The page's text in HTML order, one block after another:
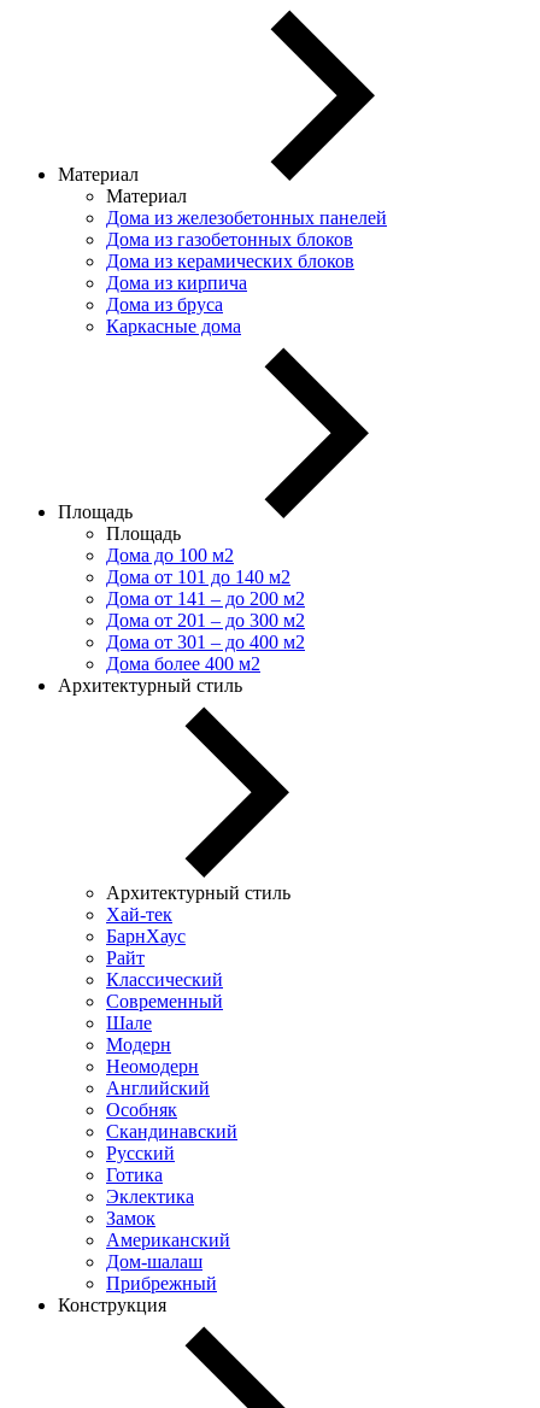
Материал
Материал
Дома из железобетонных панелей
Дома из газобетонных блоков
Дома из керамических блоков
Дома из кирпича
Дома из бруса
Каркасные дома
Площадь
Площадь
Дома до 100 м2
Дома от 101 до 140 м2
Дома от 141 – до 200 м2
Дома от 201 – до 300 м2
Дома от 301 – до 400 м2
Дома более 400 м2
Архитектурный стиль
Архитектурный стиль
Хай-тек
БарнХаус
Райт
Классический
Современный
Шале
Модерн
Неомодерн
Английский
Особняк
Скандинавский
Русский
Готика
Эклектика
Замок
Американский
Дом-шалаш
Прибрежный
Конструкция